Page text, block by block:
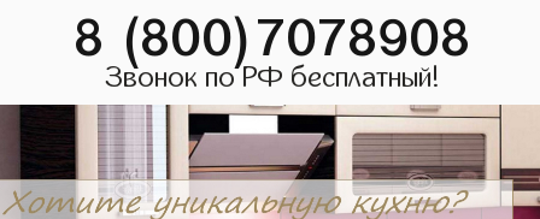
8 (800)7078908
Звонок по РФ бесплатный!